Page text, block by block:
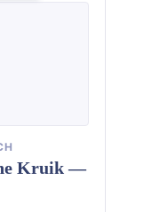
Kruik —